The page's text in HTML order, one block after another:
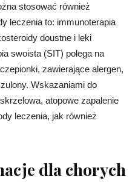
stosować również
leczenia to: immunoterapia
doustne i leki
swoista (SIT) polega na
zawierające alergen,
Wskazaniami do
atopowe zapalenie
leczenia, jak również
dla chorych